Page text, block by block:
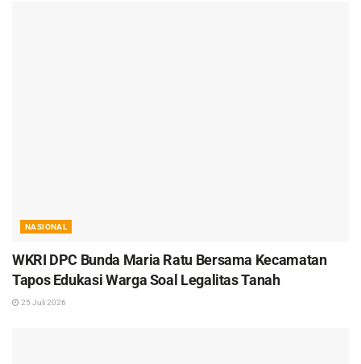
NASIONAL
WKRI DPC Bunda Maria Ratu Bersama Kecamatan
Tapos Edukasi Warga Soal Legalitas Tanah
25 Juli 2026